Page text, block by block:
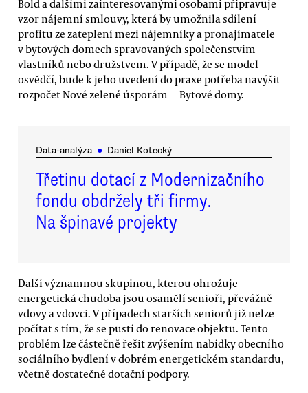
Bold a dalšími zainteresovanými osobami připravuje
vzor nájemní smlouvy, která by umožnila sdílení
profitu ze zateplení mezi nájemníky a pronajímatele
v bytových domech spravovaných společenstvím
vlastníků nebo družstvem. V případě, že se model
osvědčí, bude k jeho uvedení do praxe potřeba navýšit
rozpočet Nové zelené úsporám — Bytové domy.
Data-analýza ● Daniel Kotecký
Třetinu dotací z Modernizačního
fondu obdržely tři firmy.
Na špinavé projekty
Další významnou skupinou, kterou ohrožuje
energetická chudoba jsou osamělí senioři, převážně
vdovy a vdovci. V případech starších seniorů již nelze
počítat s tím, že se pustí do renovace objektu. Tento
problém lze částečně řešit zvýšením nabídky obecního
sociálního bydlení v dobrém energetickém standardu,
včetně dostatečné dotační podpory.